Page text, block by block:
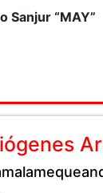
Sanjur “MAY”